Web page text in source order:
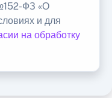
ФЗ «О
и для
на обработку